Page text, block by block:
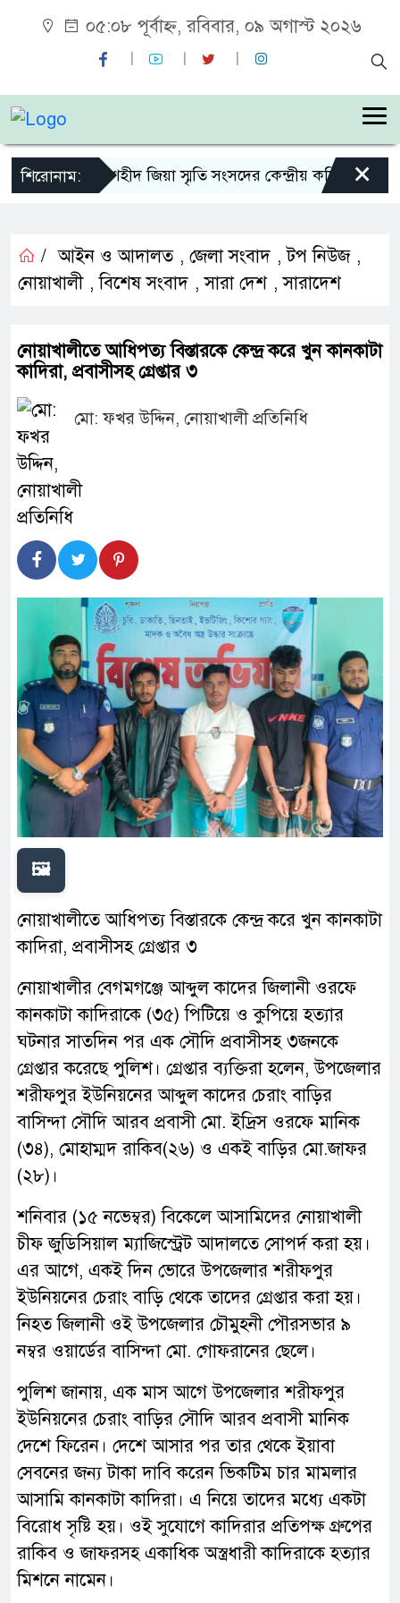
০৫:০৮ পূর্বাহ্ন, রবিবার, ০৯ অগাস্ট ২০২৬
শিরোনাম: শহীদ জিয়া স্মৃতি সংসদের কেন্দ্রীয় কমিটির সহ-
×
/ আইন ও আদালত , জেলা সংবাদ ,টপ নিউজ ,
নোয়াখালী ,বিশেষ সংবাদ ,সারা দেশ ,সারাদেশ
নোয়াখালীতে আধিপত্য বিস্তারকে কেন্দ্র করে খুন কানকাটা
কাদিরা, প্রবাসীসহ গ্রেপ্তার ৩
মো: ফখর উদ্দিন, নোয়াখালী প্রতিনিধি
🖼️
নোয়াখালীতে আধিপত্য বিস্তারকে কেন্দ্র করে খুন কানকাটা
কাদিরা, প্রবাসীসহ গ্রেপ্তার ৩
নোয়াখালীর বেগমগঞ্জে আব্দুল কাদের জিলানী ওরফে
কানকাটা কাদিরাকে (৩৫) পিটিয়ে ও কুপিয়ে হত্যার
ঘটনার সাতদিন পর এক সৌদি প্রবাসীসহ ৩জনকে
গ্রেপ্তার করেছে পুলিশ। গ্রেপ্তার ব্যক্তিরা হলেন, উপজেলার
শরীফপুর ইউনিয়নের আব্দুল কাদের চেরাং বাড়ির
বাসিন্দা সৌদি আরব প্রবাসী মো. ইদ্রিস ওরফে মানিক
(৩৪), মোহাম্মদ রাকিব(২৬) ও একই বাড়ির মো.জাফর
(২৮)।
শনিবার (১৫ নভেম্বর) বিকেলে আসামিদের নোয়াখালী
চীফ জুডিসিয়াল ম্যাজিস্ট্রেট আদালতে সোপর্দ করা হয়।
এর আগে, একই দিন ভোরে উপজেলার শরীফপুর
ইউনিয়নের চেরাং বাড়ি থেকে তাদের গ্রেপ্তার করা হয়।
নিহত জিলানী ওই উপজেলার চৌমুহনী পৌরসভার ৯
নম্বর ওয়ার্ডের বাসিন্দা মো. গোফরানের ছেলে।
পুলিশ জানায়, এক মাস আগে উপজেলার শরীফপুর
ইউনিয়নের চেরাং বাড়ির সৌদি আরব প্রবাসী মানিক
দেশে ফিরেন। দেশে আসার পর তার থেকে ইয়াবা
সেবনের জন্য টাকা দাবি করেন ভিকটিম চার মামলার
আসামি কানকাটা কাদিরা। এ নিয়ে তাদের মধ্যে একটা
বিরোধ সৃষ্টি হয়। ওই সুযোগে কাদিরার প্রতিপক্ষ গ্রুপের
রাকিব ও জাফরসহ একাধিক অস্ত্রধারী কাদিরাকে হত্যার
মিশনে নামেন।